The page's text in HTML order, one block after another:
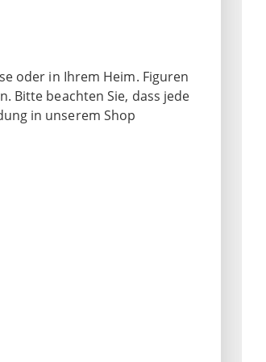
oder in Ihrem Heim. Figuren
Bitte beachten Sie, dass jede
in unserem Shop